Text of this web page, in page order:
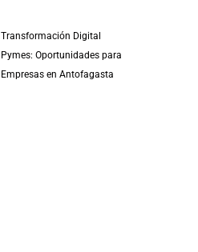
Transformación Digital
Pymes: Oportunidades para
Empresas en Antofagasta